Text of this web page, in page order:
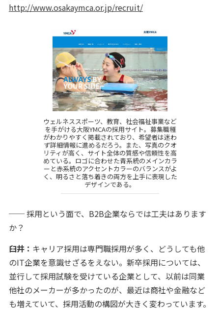
http://www.osakaymca.or.jp/recruit/
ウェルネススポーツ、教育、社会福祉事業など
を手がける大阪YMCAの採用サイト。募集職種
がわかりやすく掲載されており、希望者は迷わ
ず詳細情報に進めるだろう。また、写真のクオ
リティが高く、サイト全体の質感や信頼性を高
めている。ロゴに合わせた青系統のメインカラ
ーと赤系統のアクセントカラーのバランスがよ
く、明るさと落ち着きの両方を上手に表現した
デザインである。
── 採用という面で、B2B企業ならでは工夫はあります
か？
臼井： キャリア採用は専門職採用が多く、どうしても他
のIT企業を意識せざるをえない。新卒採用については、
並行して採用試験を受けている企業として、以前は同業
他社のメーカーが多かったのが、最近は商社や金融など
も増えていて、採用活動の構図が大きく変わっています。